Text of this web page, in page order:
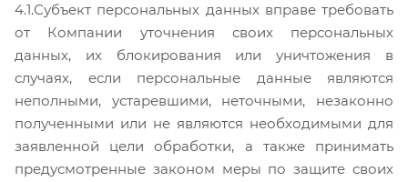
4.1.Субъект персональных данных вправе требовать
от Компании уточнения своих персональных
данных, их блокирования или уничтожения в
случаях, если персональные данные являются
неполными, устаревшими, неточными, незаконно
полученными или не являются необходимыми для
заявленной цели обработки, а также принимать
предусмотренные законом меры по защите своих